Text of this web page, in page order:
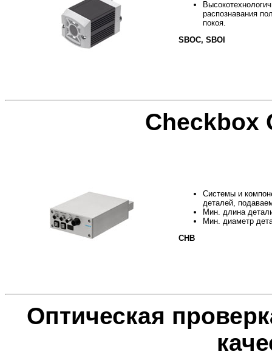
распознавания
покоя.
SBOC, SBOI
Checkbox
Системы и
деталей,
Мин. длина
Мин. диаметр
CHB
Оптическая